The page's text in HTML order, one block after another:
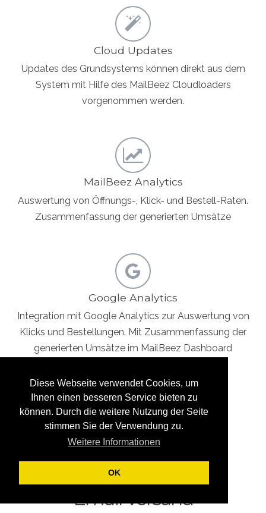
Diese Webseite verwendet Cookies, um
Ihnen einen besseren Service bieten zu
können. Durch die weitere Nutzung der Seite
stimmen Sie der Verwendung zu.
Weitere Informationen
OK
Cloud Updates
Updates des Grundsystems können direkt aus dem
System mit Hilfe des MailBeez Cloudloaders
vorgenommen werden.
MailBeez Analytics
Auswertung von Öffnungs-, Klick- und Bestell-Raten.
Zusammenfassung der generierten Umsätze
Google Analytics
Integration mit Google Analytics zur Auswertung von
Klicks und Bestellungen. Mit Zusammenfassung der
generierten Umsätze im MailBeez Dashboard
Email Versand